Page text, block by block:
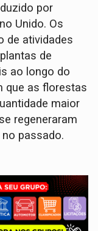
por
Unido. Os
de atividades
de
ao longo do
que as florestas
maior
regeneraram
passado.